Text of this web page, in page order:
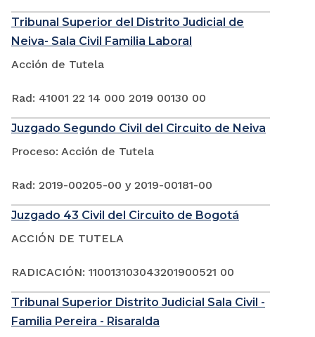
Tribunal Superior del Distrito Judicial de
Neiva- Sala Civil Familia Laboral
Acción de Tutela
Rad: 41001 22 14 000 2019 00130 00
Juzgado Segundo Civil del Circuito de Neiva
Proceso: Acción de Tutela
Rad: 2019-00205-00 y 2019-00181-00
Juzgado 43 Civil del Circuito de Bogotá
ACCIÓN DE TUTELA
RADICACIÓN: 110013103043201900521 00
Tribunal Superior Distrito Judicial Sala Civil -
Familia Pereira - Risaralda